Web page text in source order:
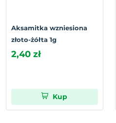
Aksamitka wzniesiona
złoto-żółta 1g
2,40 zł
Kup